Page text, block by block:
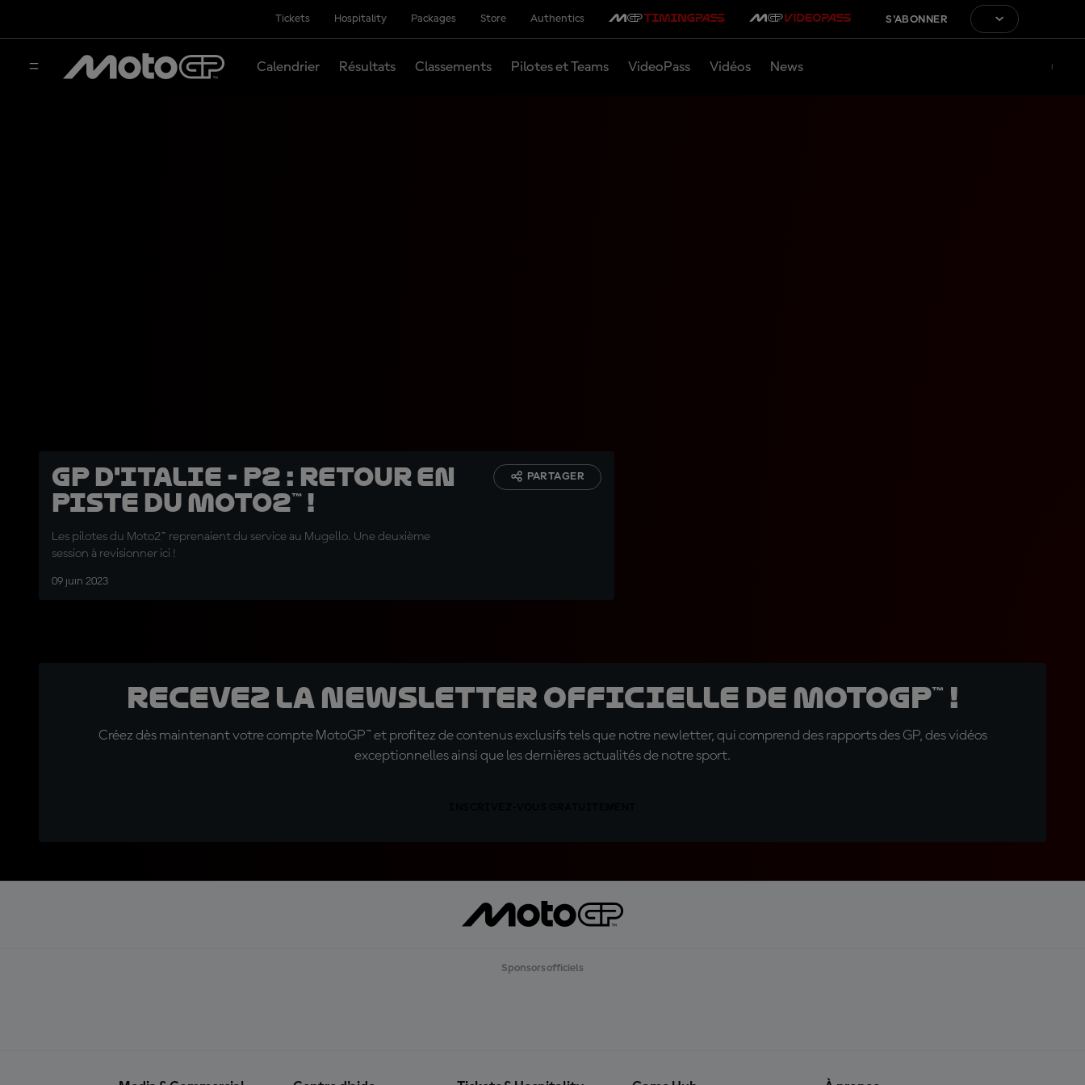
Tickets Hospitality Packages Store Authentics S'ABONNER
Calendrier Résultats Classements Pilotes et Teams VideoPass Vidéos News
GP d'Italie - P2 : retour en
piste du Moto2™ !
Les pilotes du Moto2™ reprenaient du service au Mugello. Une deuxième
session à revisionner ici !
09 juin 2023
PARTAGER
Recevez la Newsletter officielle de MotoGP™ !
Créez dès maintenant votre compte MotoGP™ et profitez de contenus exclusifs tels que notre newletter, qui comprend des rapports des GP, des vidéos
exceptionnelles ainsi que les dernières actualités de notre sport.
Sponsors officiels